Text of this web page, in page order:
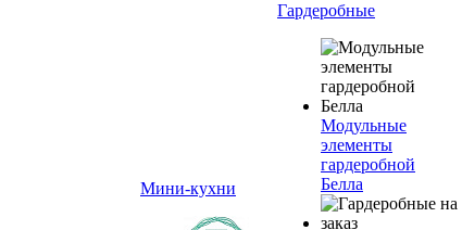
Мини-кухни
Гардеробные
Модульные
элементы
гардеробной
Белла